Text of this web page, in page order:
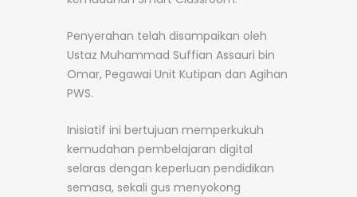
Penyerahan telah disampaikan oleh
Ustaz Muhammad Suffian Assauri bin
Omar, Pegawai Unit Kutipan dan Agihan
PWS.
Inisiatif ini bertujuan memperkukuh
kemudahan pembelajaran digital
selaras dengan keperluan pendidikan
semasa, sekali gus menyokong